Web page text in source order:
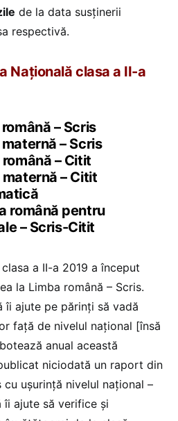
de la data susținerii
respectivă.
Națională clasa a II-a
– Scris
– Scris
– Citit
– Citit
română pentru
– Scris-Citit
a II-a 2019 a început
la Limba română – Scris.
îi ajute pe părinți să vadă
față de nivelul național [însă
anual această
niciodată un raport din
ușurință nivelul național –
îi ajute să verifice și